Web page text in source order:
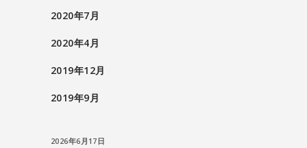
2020年7月
2020年4月
2019年12月
2019年9月
2026年6月17日